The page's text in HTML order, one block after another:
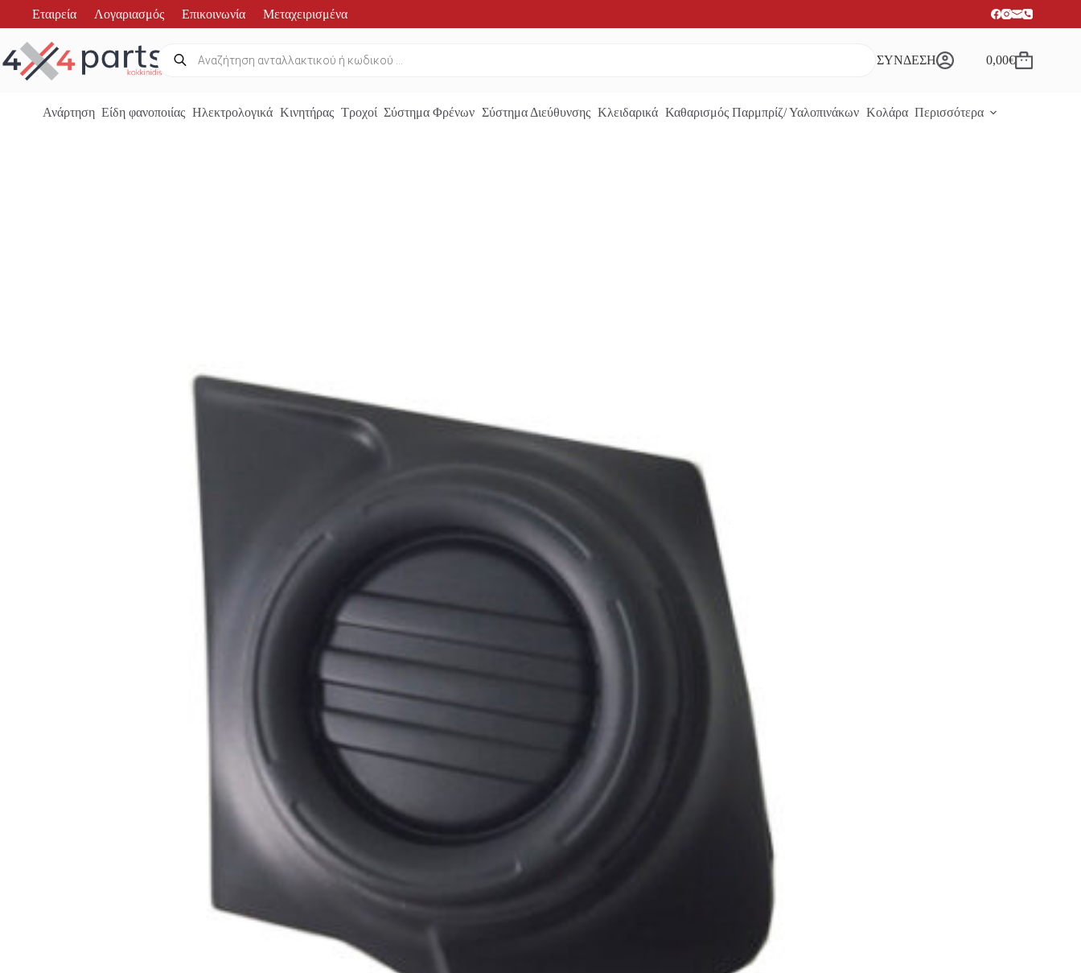
Εταιρεία Λογαριασμός Επικοινωνία Μεταχειρισμένα
Products
search
ΣΥΝΔΕΣΗ
Καλάθι
0,00€
Ανάρτηση Είδη φανοποιίας Ηλεκτρολογικά Κινητήρας Τροχοί Σύστημα Φρένων Σύστημα Διεύθυνσης Κλειδαρικά Καθαρισμός Παρμπρίζ/ Υαλοπινάκων Κολάρα Περισσότερα